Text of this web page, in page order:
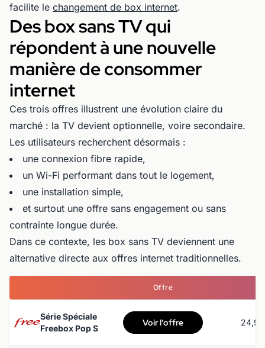
facilite le changement de box internet.
Des box sans TV qui
répondent à une nouvelle
manière de consommer
internet
Ces trois offres illustrent une évolution claire du
marché : la TV devient optionnelle, voire secondaire.
Les utilisateurs recherchent désormais :
une connexion fibre rapide,
un Wi-Fi performant dans tout le logement,
une installation simple,
et surtout une offre sans engagement ou sans
contrainte longue durée.
Dans ce contexte, les box sans TV deviennent une
alternative directe aux offres internet traditionnelles.
Offre
Série Spéciale
Freebox Pop S
Voir l'offre